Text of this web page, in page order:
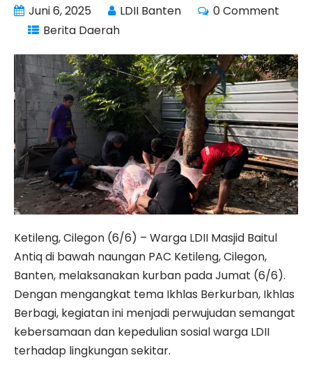
Juni 6, 2025 LDII Banten
0 Comment
Berita Daerah
Ketileng, Cilegon (6/6) – Warga LDII Masjid Baitul
Antiq di bawah naungan PAC Ketileng, Cilegon,
Banten, melaksanakan kurban pada Jumat (6/6).
Dengan mengangkat tema Ikhlas Berkurban, Ikhlas
Berbagi, kegiatan ini menjadi perwujudan semangat
kebersamaan dan kepedulian sosial warga LDII
terhadap lingkungan sekitar.